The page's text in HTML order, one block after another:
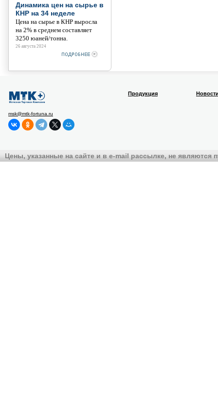
Динамика цен на сырье в
КНР на 34 неделе
Цена на сырье в КНР выросла
на 2% в среднем составляет
3250 юаней/тонна.
26 августа 2024
msk@mtk-fortuna.ru
Продукция
Цены, указанные на сайте и в e-mail рассылке, не являются